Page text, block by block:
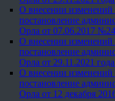
О внесении изменений
постановление
Орла от 07.06.2017
О внесении изменений
постановление
Орла от 29.11.2021
О внесении изменений
постановление
Орла от 12 декабря